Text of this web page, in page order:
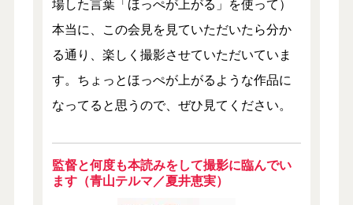
場した言葉「ほっぺが上がる」を使って）
本当に、この会見を見ていただいたら分か
る通り、楽しく撮影させていただいていま
す。ちょっとほっぺが上がるような作品に
なってると思うので、ぜひ見てください。
監督と何度も本読みをして撮影に臨んでい
ます（青山テルマ／夏井恵実）